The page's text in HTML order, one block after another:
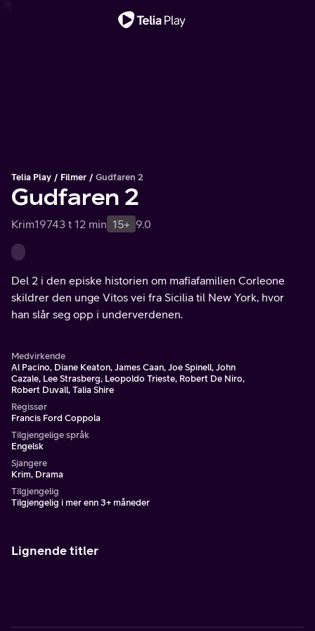
Telia Play Filmer Gudfaren 2
Gudfaren 2
Krim19743 t 12 min 15+ 9.0
Del 2 i den episke historien om mafiafamilien Corleone
skildrer den unge Vitos vei fra Sicilia til New York, hvor
han slår seg opp i underverdenen.
Medvirkende
Al Pacino, Diane Keaton, James Caan, Joe Spinell, John
Cazale, Lee Strasberg, Leopoldo Trieste, Robert De Niro,
Robert Duvall, Talia Shire
Regissør
Francis Ford Coppola
Tilgjengelige språk
Engelsk
Sjangere
Krim, Drama
Tilgjengelig
Tilgjengelig i mer enn 3+ måneder
Lignende titler